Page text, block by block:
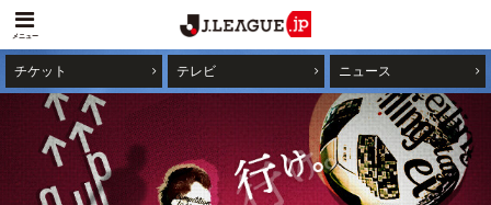
メニュー
チケット テレビ ニュース